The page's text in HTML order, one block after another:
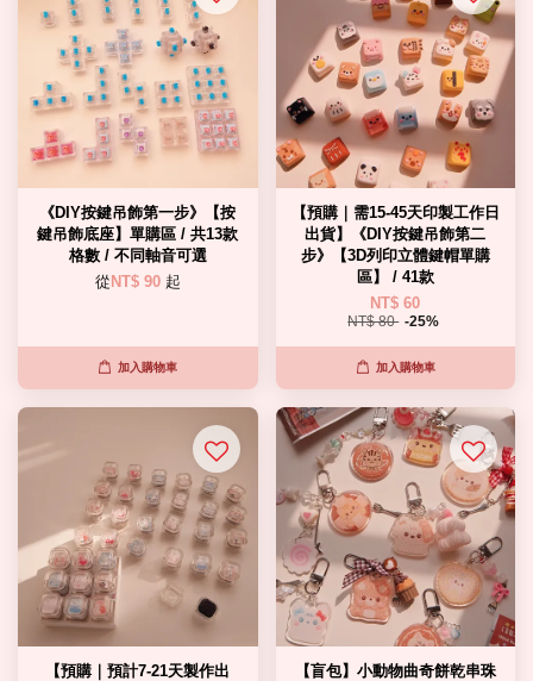
《DIY按鍵吊飾第一步》【按
鍵吊飾底座】單購區 / 共13款
格數 / 不同軸音可選
從 NT$ 90 起
加入購物車
【預購｜需15-45天印製工作日
出貨】《DIY按鍵吊飾第二
步》【3D列印立體鍵帽單購
區】 / 41款
NT$ 60
NT$ 80 -25%
加入購物車
【預購｜預計7-21天製作出
【盲包】小動物曲奇餅乾串珠